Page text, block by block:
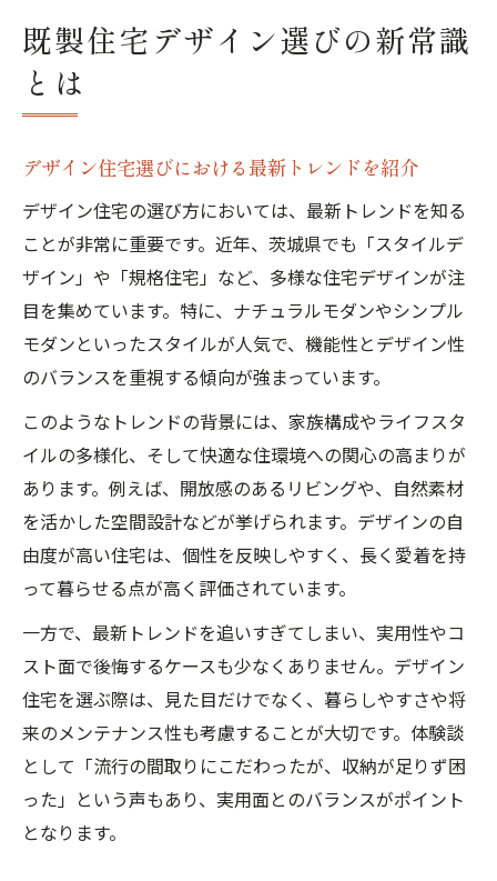
既製住宅デザイン選びの新常識
とは
デザイン住宅選びにおける最新トレンドを紹介
デザイン住宅の選び方においては、最新トレンドを知る
ことが非常に重要です。近年、茨城県でも「スタイルデ
ザイン」や「規格住宅」など、多様な住宅デザインが注
目を集めています。特に、ナチュラルモダンやシンプル
モダンといったスタイルが人気で、機能性とデザイン性
のバランスを重視する傾向が強まっています。
このようなトレンドの背景には、家族構成やライフスタ
イルの多様化、そして快適な住環境への関心の高まりが
あります。例えば、開放感のあるリビングや、自然素材
を活かした空間設計などが挙げられます。デザインの自
由度が高い住宅は、個性を反映しやすく、長く愛着を持
って暮らせる点が高く評価されています。
一方で、最新トレンドを追いすぎてしまい、実用性やコ
スト面で後悔するケースも少なくありません。デザイン
住宅を選ぶ際は、見た目だけでなく、暮らしやすさや将
来のメンテナンス性も考慮することが大切です。体験談
として「流行の間取りにこだわったが、収納が足りず困
った」という声もあり、実用面とのバランスがポイント
となります。